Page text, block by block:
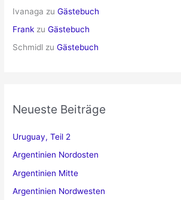
Ivanaga zuGästebuch
Frank zuGästebuch
Schmidl zuGästebuch
Neueste Beiträge
Uruguay, Teil 2
Argentinien Nordosten
Argentinien Mitte
Argentinien Nordwesten